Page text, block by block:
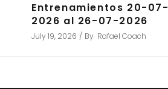
Entrenamientos 20-07-
2026 al 26-07-2026
July 19, 2026 By Rafael Coach